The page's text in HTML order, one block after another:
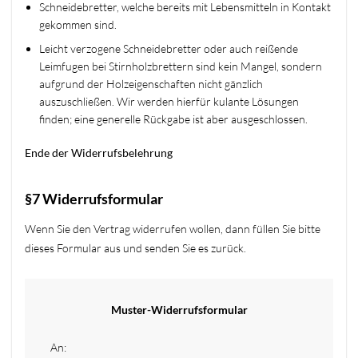
Schneidebretter, welche bereits mit Lebensmitteln in Kontakt
gekommen sind.
Leicht verzogene Schneidebretter oder auch reißende
Leimfugen bei Stirnholzbrettern sind kein Mangel, sondern
aufgrund der Holzeigenschaften nicht gänzlich
auszuschließen. Wir werden hierfür kulante Lösungen
finden; eine generelle Rückgabe ist aber ausgeschlossen.
Ende der Widerrufsbelehrung
§7 Widerrufsformular
Wenn Sie den Vertrag widerrufen wollen, dann füllen Sie bitte
dieses Formular aus und senden Sie es zurück.
Muster-Widerrufsformular
An: